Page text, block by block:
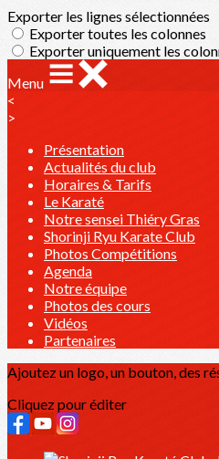
Exporter les lignes sélectionnées
Exporter toutes les colonnes
Exporter uniquement les
Menu
<
>
Présentation
Actualités du club
Horaires & Tarifs
Le Karaté
Notre sensei Thiéry Gras
Shorinji Ryu Karate Club
Photos Compétitions
Agenda
Notre équipe
Photos des cours
Vidéos
Partenaires
Ajoutez un logo, un bouton, des
Cliquez pour éditer